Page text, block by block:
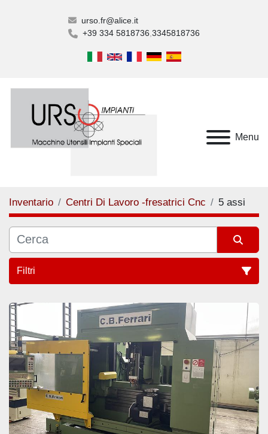
urso.fr@alice.it
+39 334 5818736 3345818736
Menu
Inventario Centri Di Lavoro -fresatrici Cnc 5 assi
Filtri
5 assi (1)
Ordina per